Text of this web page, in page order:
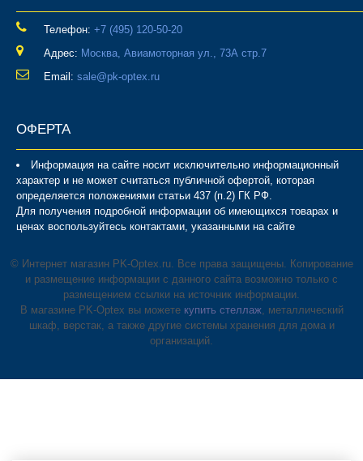
Телефон: ‎+7 (495) 120-50-20
Адрес: Москва, Авиамоторная ул., 73А стр.7
Email: sale@pk-optex.ru
ОФЕРТА
Информация на сайте носит исключительно информационный
характер и не может считаться публичной офертой, которая
определяется положениями статьи 437 (п.2) ГК РФ.
Для получения подробной информации об имеющихся товарах и
ценах воспользуйтесь контактами, указанными на сайте
© Интернет магазин PK-Optex.ru. Все права защищены. Копирование
и размещение информации с данного сайта возможно только с
размещением ссылки на источник информации.
В магазине PK-Optex вы можете купить стеллаж, металлический
шкаф, верстак, а также другие системы хранения для дома и
организаций.